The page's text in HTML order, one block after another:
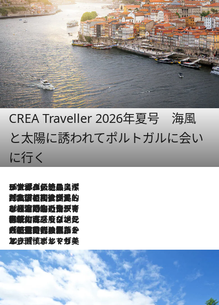
CREA Traveller 2026年夏号 海風
と太陽に誘われてポルトガルに会い
に行く
2026.8.8
リスボンの絶品スイーツ「パステル・デ・ナタ」とは？ポルトガル伝統の奥深い世界へ
2026.7.27
「私の祖国はポルトガル語です」国民的詩人フェルナンド・ペソアと、彼が愛した文学の街を歩く
2026.7.26
ポルトガル近海が育む極上の海の幸。キリリと冷えた白ワインと愉しむ、シーフード専門店の贅沢
2026.7.22
伝統の味をモダンに昇華。高感度な地元客が集う、リスボンの最旬ガストロノミー
2026.7.21
大航海時代の栄華から、震災、独裁、そして革命へ。ポルトガル・首都リスボンの石畳に刻まれた「歴史の光と影」
2026.7.13
エッセイ・ヤマザキマリ「慎ましくも美しき国 ポルトガル」